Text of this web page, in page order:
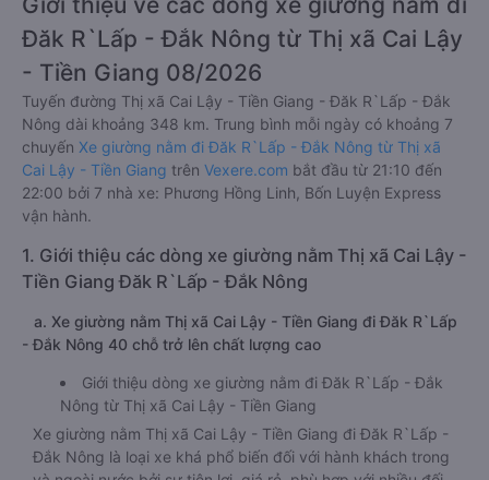
Đăk R`Lấp - Đắk Nông từ Thị xã Cai Lậy
- Tiền Giang 08/2026
Tuyến đường Thị xã Cai Lậy - Tiền Giang - Đăk R`Lấp - Đắk
Nông dài khoảng 348 km. Trung bình mỗi ngày có khoảng 7
chuyến Xe giường nằm đi Đăk R`Lấp - Đắk Nông từ Thị xã
Cai Lậy - Tiền Giang trên Vexere.com bắt đầu từ 21:10 đến
22:00 bởi 7 nhà xe: Phương Hồng Linh, Bốn Luyện Express
vận hành.
1. Giới thiệu các dòng xe giường nằm Thị xã Cai Lậy -
Tiền Giang Đăk R`Lấp - Đắk Nông
a. Xe giường nằm Thị xã Cai Lậy - Tiền Giang đi Đăk R`Lấp
- Đắk Nông 40 chỗ trở lên chất lượng cao
Giới thiệu dòng xe giường nằm đi Đăk R`Lấp - Đắk
Nông từ Thị xã Cai Lậy - Tiền Giang
Xe giường nằm Thị xã Cai Lậy - Tiền Giang đi Đăk R`Lấp -
Đắk Nông là loại xe khá phổ biến đối với hành khách trong